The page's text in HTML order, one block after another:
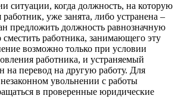
ситуации, когда должность, на которую
работник, уже занята, либо устранена –
предложить должность равнозначную
работника, занимающего эту
возможно только при условии
работника, и устраняемый
на перевод на другую работу. Для
увольнении с работы
в проверенные юридические